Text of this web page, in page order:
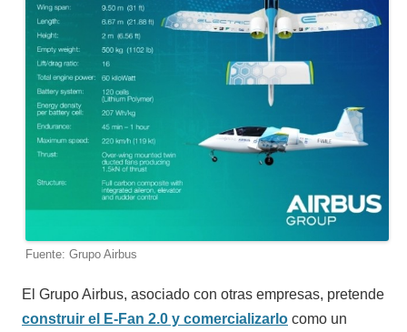
Fuente: Grupo Airbus
El Grupo Airbus, asociado con otras empresas, pretende
construir el E-Fan 2.0 y comercializarlo como un